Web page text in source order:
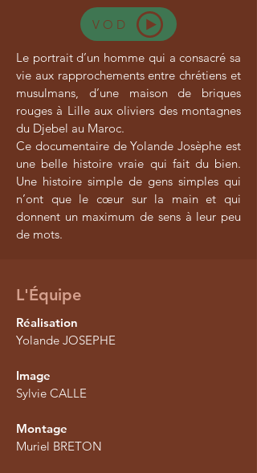
VOD
Le portrait d’un homme qui a consacré sa
vie aux rapprochements entre chrétiens et
musulmans, d’une maison de briques
rouges à Lille aux oliviers des montagnes
du Djebel au Maroc.
Ce documentaire de Yolande Josèphe est
une belle histoire vraie qui fait du bien.
Une histoire simple de gens simples qui
n’ont que le cœur sur la main et qui
donnent un maximum de sens à leur peu
de mots.
L'Équipe
Réalisation
Yolande JOSEPHE
Image
Sylvie CALLE
Montage
Muriel BRETON